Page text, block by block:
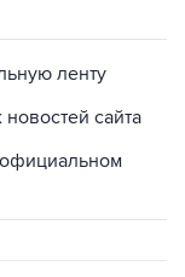
ленту
сайта